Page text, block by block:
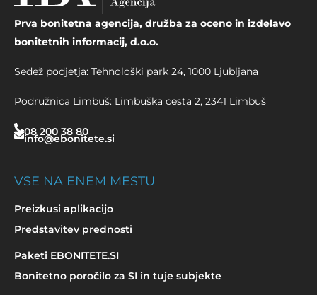
Prva bonitetna agencija, družba za oceno in izdelavo
bonitetnih informacij, d.o.o.
Sedež podjetja: Tehnološki park 24, 1000 Ljubljana
Podružnica Limbuš: Limbuška cesta 2, 2341 Limbuš
08 200 38 80
info@ebonitete.si
VSE NA ENEM MESTU
Preizkusi aplikacijo
Predstavitev prednosti
Paketi EBONITETE.SI
Bonitetno poročilo za SI in tuje subjekte